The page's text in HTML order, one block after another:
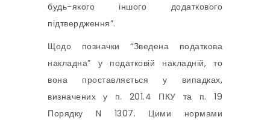
будь-якого іншого додаткового
підтвердження”.
Щодо позначки “Зведена податкова
накладна” у податковій накладній, то
вона проставляється у випадках,
визначених у п. 201.4 ПКУ та п. 19
Порядку N 1307. Цими нормами